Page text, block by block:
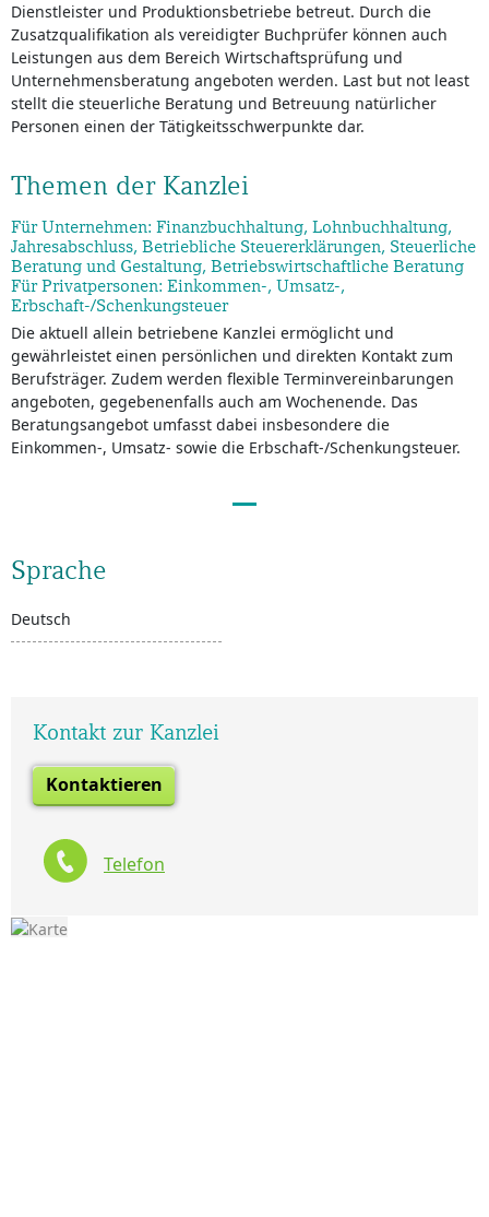
Dienstleister und Produktionsbetriebe betreut. Durch die
Zusatzqualifikation als vereidigter Buchprüfer können auch
Leistungen aus dem Bereich Wirtschaftsprüfung und
Unternehmensberatung angeboten werden. Last but not least
stellt die steuerliche Beratung und Betreuung natürlicher
Personen einen der Tätigkeitsschwerpunkte dar.
Themen der Kanzlei
Für Unternehmen: Finanzbuchhaltung, Lohnbuchhaltung,
Jahresabschluss, Betriebliche Steuererklärungen, Steuerliche
Beratung und Gestaltung, Betriebswirtschaftliche Beratung
Für Privatpersonen: Einkommen-, Umsatz-,
Erbschaft-/Schenkungsteuer
Die aktuell allein betriebene Kanzlei ermöglicht und
gewährleistet einen persönlichen und direkten Kontakt zum
Berufsträger. Zudem werden flexible Terminvereinbarungen
angeboten, gegebenenfalls auch am Wochenende. Das
Beratungsangebot umfasst dabei insbesondere die
Einkommen-, Umsatz- sowie die Erbschaft-/Schenkungsteuer.
Sprache
Deutsch
Kontakt zur Kanzlei
Kontaktieren
Telefon